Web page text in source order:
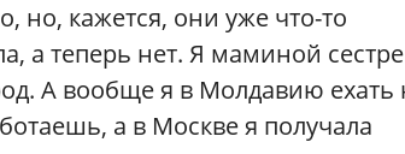
но, кажется, они уже что-то
а теперь нет. Я маминой
А вообще я в Молдавию ехать
а в Москве я получала